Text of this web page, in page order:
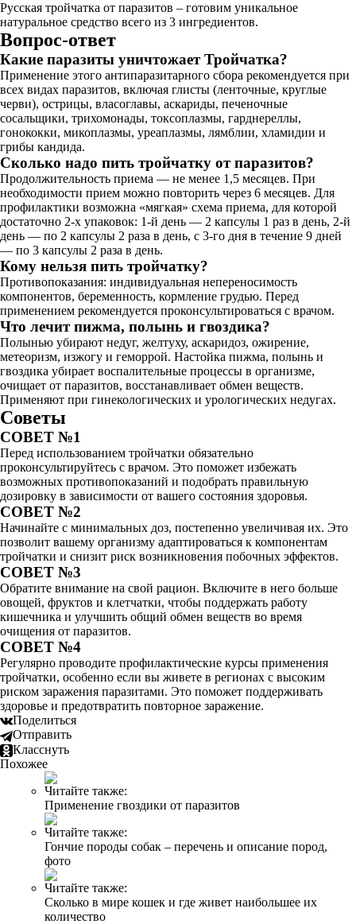
Русская тройчатка от паразитов – готовим уникальное
натуральное средство всего из 3 ингредиентов.
Вопрос-ответ
Какие паразиты уничтожает Тройчатка?
Применение этого антипаразитарного сбора рекомендуется при
всех видах паразитов, включая глисты (ленточные, круглые
черви), острицы, власоглавы, аскариды, печеночные
сосальщики, трихомонады, токсоплазмы, гарднереллы,
гонококки, микоплазмы, уреаплазмы, лямблии, хламидии и
грибы кандида.
Сколько надо пить тройчатку от паразитов?
Продолжительность приема — не менее 1,5 месяцев. При
необходимости прием можно повторить через 6 месяцев. Для
профилактики возможна «мягкая» схема приема, для которой
достаточно 2-х упаковок: 1-й день — 2 капсулы 1 раз в день, 2-й
день — по 2 капсулы 2 раза в день, с 3-го дня в течение 9 дней
— по 3 капсулы 2 раза в день.
Кому нельзя пить тройчатку?
Противопоказания: индивидуальная непереносимость
компонентов, беременность, кормление грудью. Перед
применением рекомендуется проконсультироваться с врачом.
Что лечит пижма, полынь и гвоздика?
Полынью убирают недуг, желтуху, аскаридоз, ожирение,
метеоризм, изжогу и геморрой. Настойка пижма, полынь и
гвоздика убирает воспалительные процессы в организме,
очищает от паразитов, восстанавливает обмен веществ.
Применяют при гинекологических и урологических недугах.
Советы
СОВЕТ №1
Перед использованием тройчатки обязательно
проконсультируйтесь с врачом. Это поможет избежать
возможных противопоказаний и подобрать правильную
дозировку в зависимости от вашего состояния здоровья.
СОВЕТ №2
Начинайте с минимальных доз, постепенно увеличивая их. Это
позволит вашему организму адаптироваться к компонентам
тройчатки и снизит риск возникновения побочных эффектов.
СОВЕТ №3
Обратите внимание на свой рацион. Включите в него больше
овощей, фруктов и клетчатки, чтобы поддержать работу
кишечника и улучшить общий обмен веществ во время
очищения от паразитов.
СОВЕТ №4
Регулярно проводите профилактические курсы применения
тройчатки, особенно если вы живете в регионах с высоким
риском заражения паразитами. Это поможет поддерживать
здоровье и предотвратить повторное заражение.
Поделиться
Отправить
Класснуть
Похожее
Читайте также:
Применение гвоздики от паразитов
Читайте также:
Гончие породы собак – перечень и описание пород,
фото
Читайте также:
Сколько в мире кошек и где живет наибольшее их
количество